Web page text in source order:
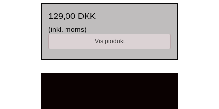
129,00 DKK
(inkl. moms)
Vis produkt